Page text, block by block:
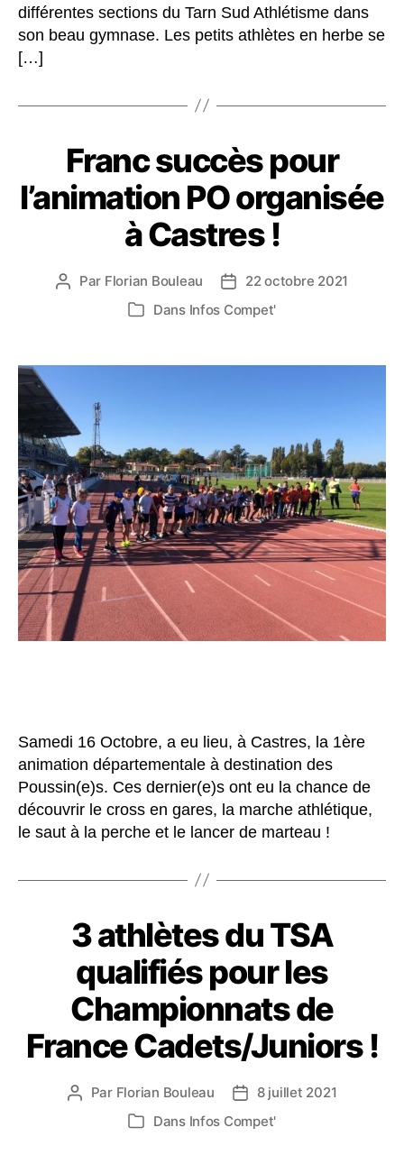
différentes sections du Tarn Sud Athlétisme dans
son beau gymnase. Les petits athlètes en herbe se
[…]
Franc succès pour
l’animation PO organisée
à Castres !
Auteur
Par Florian Bouleau
Date
de
l’article
22 octobre 2021
Catégories
Dans Infos Compet'
Samedi 16 Octobre, a eu lieu, à Castres, la 1ère
animation départementale à destination des
Poussin(e)s. Ces dernier(e)s ont eu la chance de
découvrir le cross en gares, la marche athlétique,
le saut à la perche et le lancer de marteau !
3 athlètes du TSA
qualifiés pour les
Championnats de
France Cadets/Juniors !
Auteur
Par Florian Bouleau
Date
l’article
8 juillet 2021
Catégories
Dans Infos Compet'